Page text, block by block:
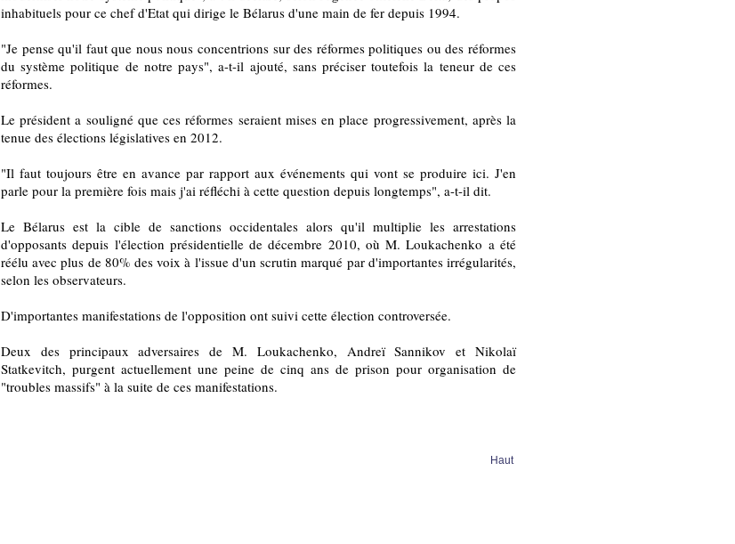
inhabituels pour ce chef d'Etat qui dirige le Bélarus d'une main de fer depuis 1994.
"Je pense qu'il faut que nous nous concentrions sur des réformes politiques ou des réformes
du système politique de notre pays", a-t-il ajouté, sans préciser toutefois la teneur de ces
réformes.
Le président a souligné que ces réformes seraient mises en place progressivement, après la
tenue des élections législatives en 2012.
"Il faut toujours être en avance par rapport aux événements qui vont se produire ici. J'en
parle pour la première fois mais j'ai réfléchi à cette question depuis longtemps", a-t-il dit.
Le Bélarus est la cible de sanctions occidentales alors qu'il multiplie les arrestations
d'opposants depuis l'élection présidentielle de décembre 2010, où M. Loukachenko a été
réélu avec plus de 80% des voix à l'issue d'un scrutin marqué par d'importantes irrégularités,
selon les observateurs.
D'importantes manifestations de l'opposition ont suivi cette élection controversée.
Deux des principaux adversaires de M. Loukachenko, Andreï Sannikov et Nikolaï
Statkevitch, purgent actuellement une peine de cinq ans de prison pour organisation de
"troubles massifs" à la suite de ces manifestations.
Haut